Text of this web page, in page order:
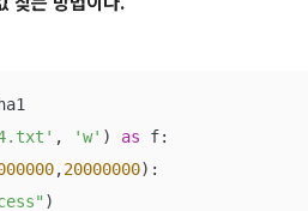
, 'w' ) as f:
,20000000):
)